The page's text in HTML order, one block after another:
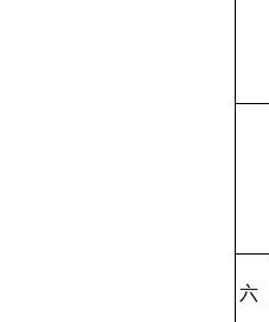
六